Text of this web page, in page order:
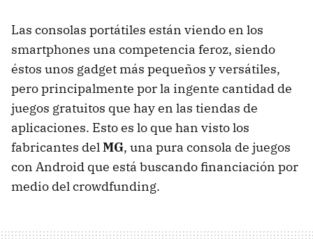
Las consolas portátiles están viendo en los
smartphones una competencia feroz, siendo
éstos unos gadget más pequeños y versátiles,
pero principalmente por la ingente cantidad de
juegos gratuitos que hay en las tiendas de
aplicaciones. Esto es lo que han visto los
fabricantes delMG, una pura consola de juegos
con Android que está buscando financiación por
medio del crowdfunding.